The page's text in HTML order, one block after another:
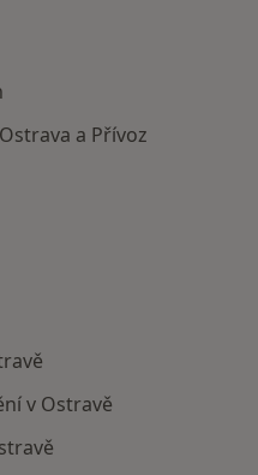
a Přívoz
v Ostravě